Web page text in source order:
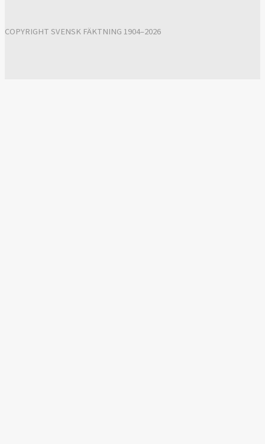
COPYRIGHT SVENSK FÄKTNING 1904–2026